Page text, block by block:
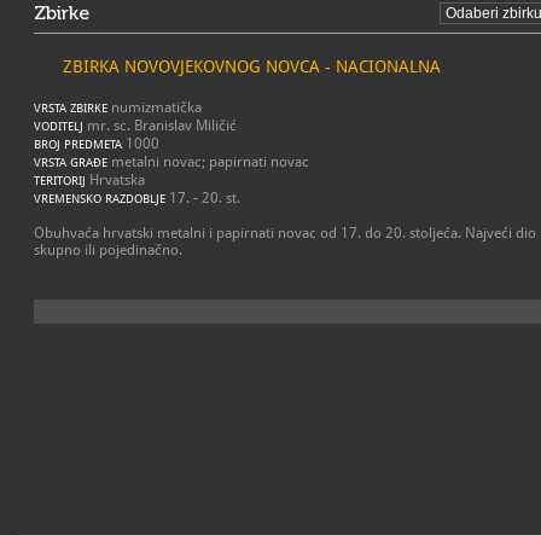
Zbirke
ZBIRKA NOVOVJEKOVNOG NOVCA - NACIONALNA
VRSTA ZBIRKE numizmatička
VODITELJ mr. sc. Branislav Miličić
BROJ PREDMETA 1000
VRSTA GRAĐE metalni novac; papirnati novac
TERITORIJ Hrvatska
VREMENSKO RAZDOBLJE 17. - 20. st.
Obuhvaća hrvatski metalni i papirnati novac od 17. do 20. stoljeća. Najveći dio
skupno ili pojedinačno.